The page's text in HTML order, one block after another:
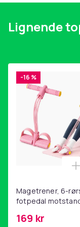
Lysende på /
Vekt
Vekt, gram
Artikkel nr.
Lignende
-16 %
Magetrener, 6-
fotpedal
yoga og
169 kr